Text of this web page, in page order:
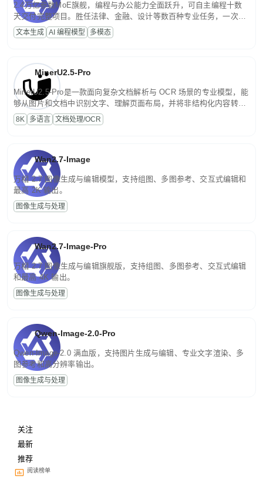
2.4万亿参数MoE旗舰，编程与办公能力全面跃升，可自主编程十数
天交付完整项目。胜任法律、金融、设计等数百种专业任务，一次对
话端到端交付生产级成果。原生视觉理解贯穿规划、执行与验证全流
程，支持超长文档与长视频的深度语义解析。长程任务中自主规划与
文本生成 AI 编程模型 多模态
MinerU2.5-Pro
MinerU2.5-Pro是一款面向复杂文档解析与 OCR 场景的专业模型，能
够从图片和文档中识别文字、理解页面布局，并将非结构化内容转换
为便于存储、检索和二次处理的结构化结果。
8K 多语言 文档处理/OCR
Wan2.7-Image
万相 2.7 图像生成与编辑模型，支持组图、多图参考、交互式编辑和
最高 2K 输出。
图像生成与处理
Wan2.7-Image-Pro
万相 2.7 图像生成与编辑旗舰版，支持组图、多图参考、交互式编辑
和最高 4K 输出。
图像生成与处理
Qwen-Image-2.0-Pro
Qwen-Image-2.0 满血版，支持图片生成与编辑、专业文字渲染、多
图参考和高分辨率输出。
图像生成与处理
关注
最新
推荐
阅读榜单